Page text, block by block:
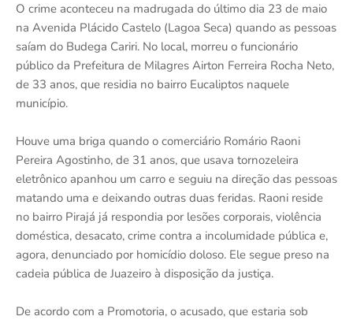
O crime aconteceu na madrugada do último dia 23 de maio
na Avenida Plácido Castelo (Lagoa Seca) quando as pessoas
saíam do Budega Cariri. No local, morreu o funcionário
público da Prefeitura de Milagres Airton Ferreira Rocha Neto,
de 33 anos, que residia no bairro Eucaliptos naquele
município.
Houve uma briga quando o comerciário Romário Raoni
Pereira Agostinho, de 31 anos, que usava tornozeleira
eletrônico apanhou um carro e seguiu na direção das pessoas
matando uma e deixando outras duas feridas. Raoni reside
no bairro Pirajá já respondia por lesões corporais, violência
doméstica, desacato, crime contra a incolumidade pública e,
agora, denunciado por homicídio doloso. Ele segue preso na
cadeia pública de Juazeiro à disposição da justiça.
De acordo com a Promotoria, o acusado, que estaria sob